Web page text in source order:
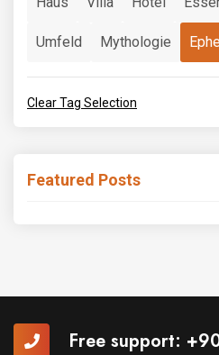
Umfeld Mythologie
Clear Tag Selection
Featured Posts
Free support: